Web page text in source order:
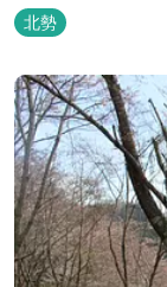
たします。
北勢